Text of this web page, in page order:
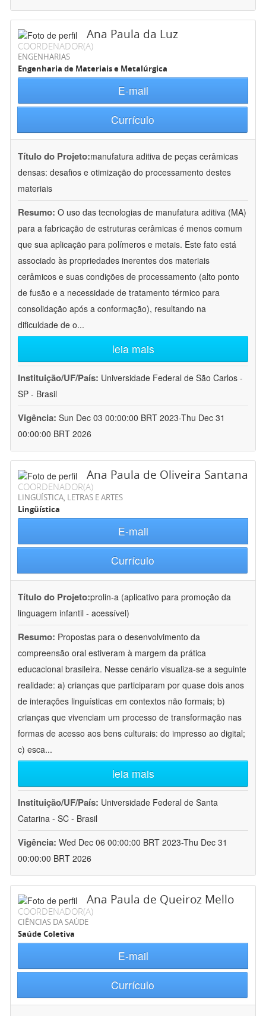
Ana Paula da Luz
COORDENADOR(A)
ENGENHARIAS
Engenharia de Materiais e Metalúrgica
E-mail
Currículo
Título do Projeto:manufatura aditiva de peças cerâmicas
densas: desafios e otimização do processamento destes
materiais
Resumo: O uso das tecnologias de manufatura aditiva (MA)
para a fabricação de estruturas cerâmicas é menos comum
que sua aplicação para polímeros e metais. Este fato está
associado às propriedades inerentes dos materiais
cerâmicos e suas condições de processamento (alto ponto
de fusão e a necessidade de tratamento térmico para
consolidação após a conformação), resultando na
dificuldade de o...
leia mais
Instituição/UF/País: Universidade Federal de São Carlos -
SP - Brasil
Vigência: Sun Dec 03 00:00:00 BRT 2023-Thu Dec 31
00:00:00 BRT 2026
Ana Paula de Oliveira Santana
COORDENADOR(A)
LINGÜÍSTICA, LETRAS E ARTES
Lingüística
E-mail
Currículo
Título do Projeto:prolin-a (aplicativo para promoção da
linguagem infantil - acessível)
Resumo: Propostas para o desenvolvimento da
compreensão oral estiveram à margem da prática
educacional brasileira. Nesse cenário visualiza-se a seguinte
realidade: a) crianças que participaram por quase dois anos
de interações linguísticas em contextos não formais; b)
crianças que vivenciam um processo de transformação nas
formas de acesso aos bens culturais: do impresso ao digital;
c) esca...
leia mais
Instituição/UF/País: Universidade Federal de Santa
Catarina - SC - Brasil
Vigência: Wed Dec 06 00:00:00 BRT 2023-Thu Dec 31
00:00:00 BRT 2026
Ana Paula de Queiroz Mello
COORDENADOR(A)
CIÊNCIAS DA SAÚDE
Saúde Coletiva
E-mail
Currículo